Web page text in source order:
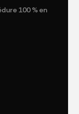
100 % en